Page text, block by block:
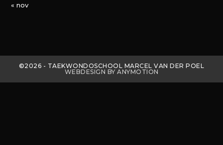
« nov
©2026 - TAEKWONDOSCHOOL MARCEL VAN DER POEL
WEBDESIGN BY ANYMOTION